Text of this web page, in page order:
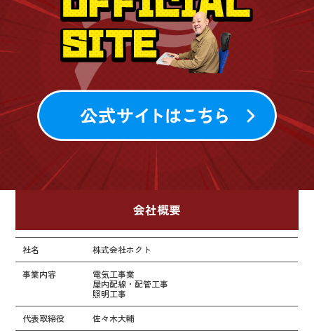
会社概要
社名 株式会社ホクト
事業内容
電気工事業
屋内配線・配管工事
照明工事
代表取締役 佐々木大輔